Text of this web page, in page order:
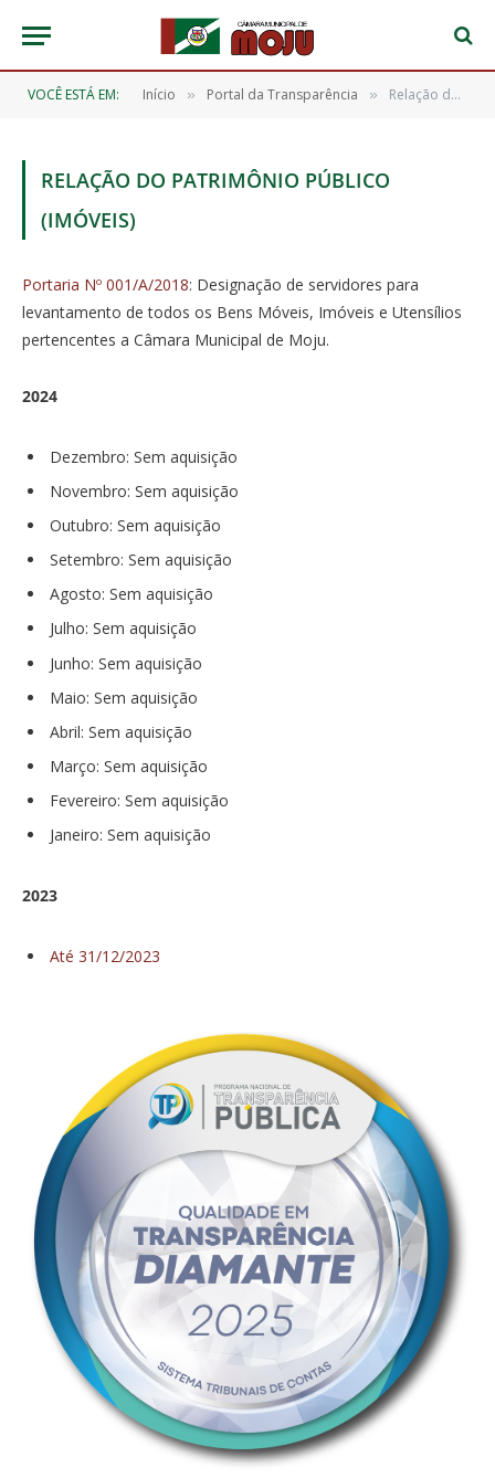
VOCÊ ESTÁ EM: Início » Portal da Transparência » Relação do Patrimônio Público (IMÓVEIS)
RELAÇÃO DO PATRIMÔNIO PÚBLICO
(IMÓVEIS)
Portaria Nº 001/A/2018: Designação de servidores para
levantamento de todos os Bens Móveis, Imóveis e Utensílios
pertencentes a Câmara Municipal de Moju.
2024
Dezembro: Sem aquisição
Novembro: Sem aquisição
Outubro: Sem aquisição
Setembro: Sem aquisição
Agosto: Sem aquisição
Julho: Sem aquisição
Junho: Sem aquisição
Maio: Sem aquisição
Abril: Sem aquisição
Março: Sem aquisição
Fevereiro: Sem aquisição
Janeiro: Sem aquisição
2023
Até 31/12/2023